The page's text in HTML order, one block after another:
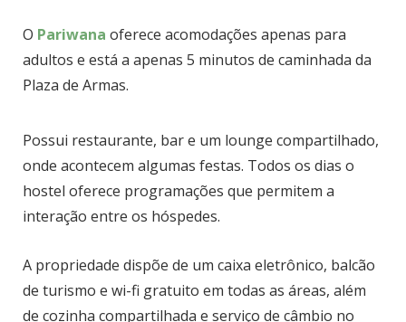
O Pariwana oferece acomodações apenas para
adultos e está a apenas 5 minutos de caminhada da
Plaza de Armas.
Possui restaurante, bar e um lounge compartilhado,
onde acontecem algumas festas. Todos os dias o
hostel oferece programações que permitem a
interação entre os hóspedes.
A propriedade dispõe de um caixa eletrônico, balcão
de turismo e wi-fi gratuito em todas as áreas, além
de cozinha compartilhada e serviço de câmbio no